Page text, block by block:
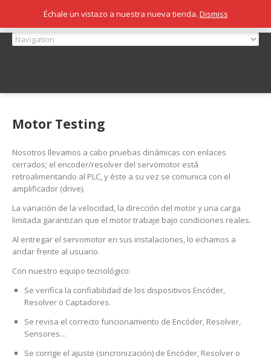
Motor Testing
Nosotros llevamos a cabo pruebas dinámicas con enlaces
cerrados; el encoder/resolver del servomotor está
retroalimentando al PLC, y éste a su vez se comunica con el
amplificador (drive).
La variación de la velocidad, la dirección del motor y una carga
limitada garantizan que el motor trabaje bajo condiciones reales.
Al entregar el servomotor en sus instalaciones, lo echamos a
andar frente al usuario.
Con nuestro equipo tecnológico:
Se verifica la confiabilidad de los dispositivos Encóder,
Resolver o Captadores.
Se revisa el correcto funcionamiento de Encóder, Resolver,
Sensores…
Se corrige el ajuste (sincronización) de Encóder, Resolver o
Échale un vistazo a nuestra nueva tienda. Dismiss